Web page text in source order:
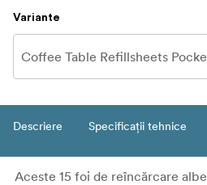
Variante
Descriere Specificații tehnice
Aceste 15 foi de reîncărcare albe